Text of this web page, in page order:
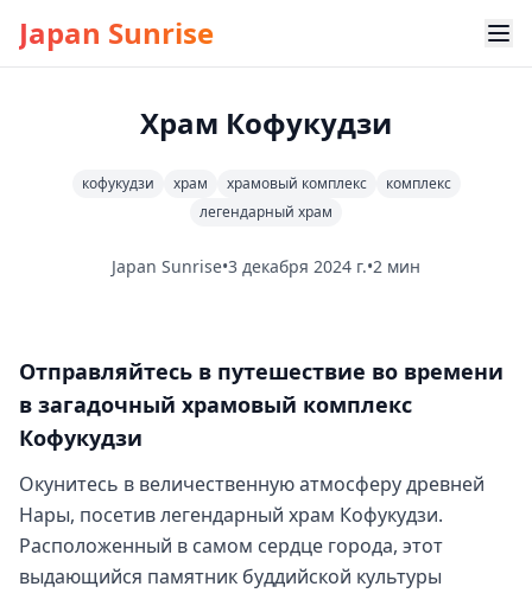
Japan Sunrise
Храм Кофукудзи
кофукудзи храм храмовый комплекс
комплекс
легендарный храм
Japan Sunrise•3 декабря 2024 г.•2 мин
Отправляйтесь в путешествие во времени
в загадочный храмовый комплекс
Кофукудзи
Окунитесь в величественную атмосферу древней
Нары, посетив легендарный храм Кофукудзи.
Расположенный в самом сердце города, этот
выдающийся памятник буддийской культуры